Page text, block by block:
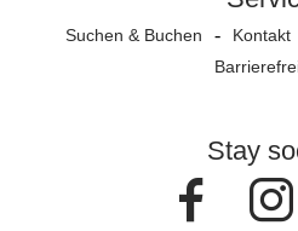
Suchen & Buchen Kontakt
Stay
Facebook